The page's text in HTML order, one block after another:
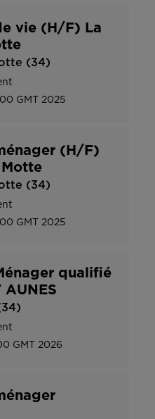
vie (H/F) La
(34)
GMT 2025
(H/F)
Motte
(34)
GMT 2025
qualifié
AUNES
GMT 2026